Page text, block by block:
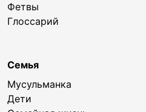
Фетвы
Глоссарий
Семья
Мусульманка
Дети